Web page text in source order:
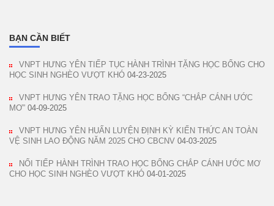
BẠN CẦN BIẾT
VNPT HƯNG YÊN TIẾP TỤC HÀNH TRÌNH TẶNG HỌC BỔNG CHO
HỌC SINH NGHÈO VƯỢT KHÓ 04-23-2025
VNPT HƯNG YÊN TRAO TẶNG HỌC BỔNG “CHẮP CÁNH ƯỚC
MƠ” 04-09-2025
VNPT HƯNG YÊN HUẤN LUYỆN ĐỊNH KỲ KIẾN THỨC AN TOÀN
VỆ SINH LAO ĐỘNG NĂM 2025 CHO CBCNV 04-03-2025
NỐI TIẾP HÀNH TRÌNH TRAO HỌC BỔNG CHẮP CÁNH ƯỚC MƠ
CHO HỌC SINH NGHÈO VƯỢT KHÓ 04-01-2025